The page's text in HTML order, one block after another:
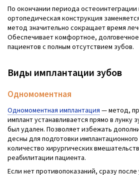
По окончании периода остеоинтеграции
ортопедическая конструкция
метод значительно сокращает время
Обеспечивает комфортное,
пациентов с полным отсутствием зубов.
Виды имплантации зубов
Одномоментная
Одномоментная имплантация — метод,
имплант устанавливается прямо в лунку
был удален. Позволяет избежать
десны для подготовки
количество хирургических
реабилитации пациента.
Если нет противопоказаний, сразу после